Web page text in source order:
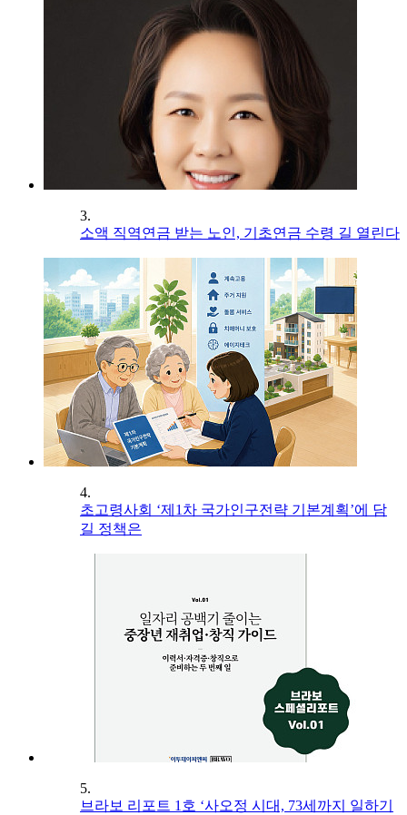
3.
소액 직역연금 받는 노인, 기초연금 수령 길 열린다
4.
초고령사회 ‘제1차 국가인구전략 기본계획’에 담
길 정책은
5.
브라보 리포트 1호 ‘사오정 시대, 73세까지 일하기